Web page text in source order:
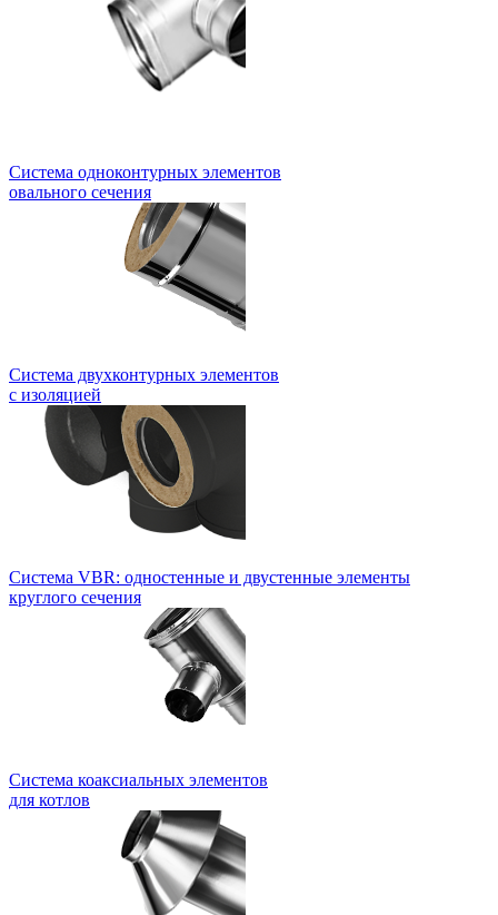
Система одноконтурных элементов
овального сечения
Система двухконтурных элементов
с изоляцией
Система VBR: одностенные и двустенные элементы
круглого сечения
Система коаксиальных элементов
для котлов